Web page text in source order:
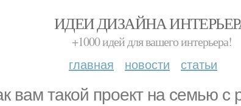
ИДЕИ ДИЗАЙНА
+1000 идей для вашего интерьера!
главная новости статьи
вам такой проект на семью с